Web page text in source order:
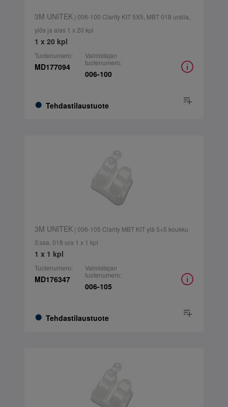
3M UNITEK| 006-100 Clarity KIT 5X5, MBT 018 uralla,
ylös ja alas 1 x 20 kpl
1 x 20 kpl
Tuotenumero:
MD177094
Tehdastilaustuote
Valmistajan
tuotenumero:
006-100
3M UNITEK| 006-105 Clarity MBT KIT ylä 5+5 koukku
3:ssa, 018 ura 1 x 1 kpl
1 x 1 kpl
Tuotenumero:
MD176347
Tehdastilaustuote
Valmistajan
tuotenumero:
006-105